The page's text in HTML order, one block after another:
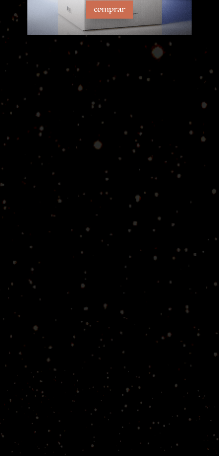
comprar